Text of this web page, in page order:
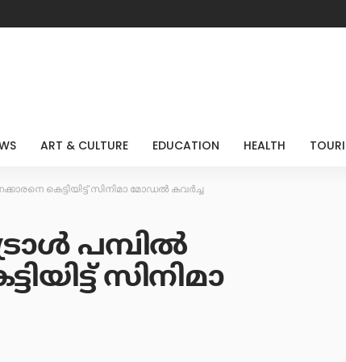
ART & CULTURE EDUCATION HEALTH
കെട്ടിയിട്ട് സിനിമാ മോഡൽ കവർച്ച
പമ്പിൽ
സിനിമാ